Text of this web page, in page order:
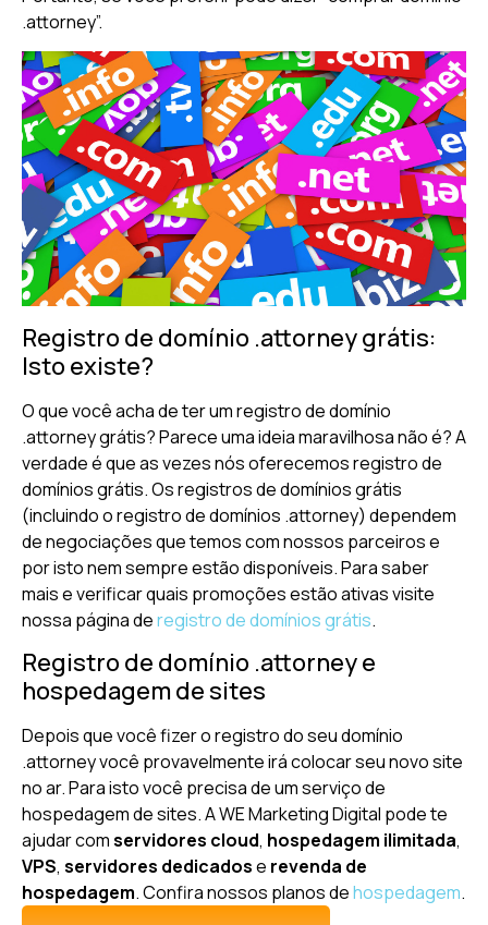
.attorney”.
Registro de domínio .attorney grátis:
Isto existe?
O que você acha de ter um registro de domínio
.attorney grátis? Parece uma ideia maravilhosa não é? A
verdade é que as vezes nós oferecemos registro de
domínios grátis. Os registros de domínios grátis
(incluindo o registro de domínios .attorney) dependem
de negociações que temos com nossos parceiros e
por isto nem sempre estão disponíveis. Para saber
mais e verificar quais promoções estão ativas visite
nossa página deregistro de domínios grátis.
Registro de domínio .attorney e
hospedagem de sites
Depois que você fizer o registro do seu domínio
.attorney você provavelmente irá colocar seu novo site
no ar. Para isto você precisa de um serviço de
hospedagem de sites. A WE Marketing Digital pode te
ajudar comservidores cloud, hospedagem ilimitada,
VPS, servidores dedicadose revenda de
hospedagem. Confira nossos planos dehospedagem.